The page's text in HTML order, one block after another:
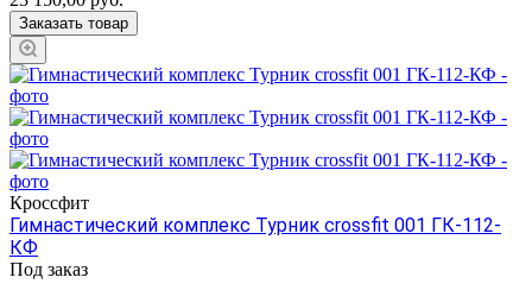
Заказать товар
Кроссфит
Гимнастический комплекс Турник crossfit 001 ГК-112-
КФ
Под заказ